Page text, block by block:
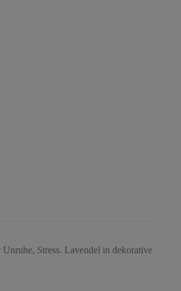
Stress. Lavendel in dekorative